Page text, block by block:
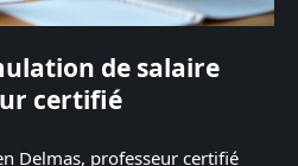
de salaire
certifié
Delmas, professeur certifié